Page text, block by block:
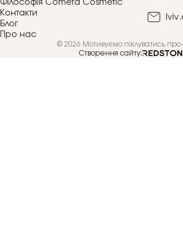
Філософія Cometa Cosmetic
Контакти
Блог
Про нас
© 2026 Мотивуємо піклуватись
Створення сайту: